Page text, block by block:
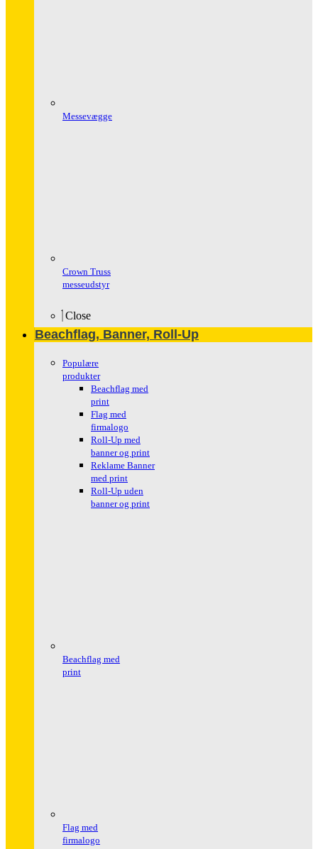
Messevægge
Crown Truss
messeudstyr
Close
Beachflag, Banner, Roll-Up
Populære
produkter
Beachflag med
print
Flag med
firmalogo
Roll-Up med
banner og print
Reklame Banner
med print
Roll-Up uden
banner og print
Beachflag med
print
Flag med
firmalogo